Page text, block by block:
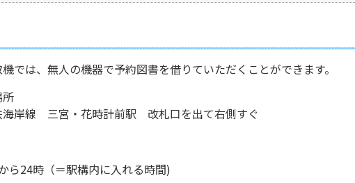
では、無人の機器で予約図書を借りていただくことができます。
海岸線 三宮・花時計前駅 改札口を出て右側すぐ
ら24時（＝駅構内に入れる時間)